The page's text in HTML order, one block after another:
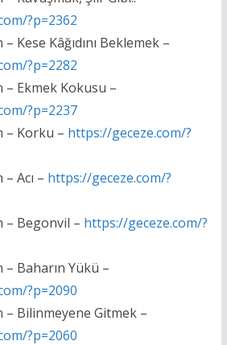
?p=2362
Kese Kâğıdını Beklemek –
?p=2282
– Ekmek Kokusu –
?p=2237
– Korku – https://geceze.com/?
Acı – https://geceze.com/?
– Begonvil – https://geceze.com/?
Baharın Yükü –
?p=2090
– Bilinmeyene Gitmek –
?p=2060